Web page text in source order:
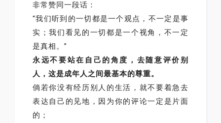
非常赞同一段话：
“我们听到的一切都是一个观点，不一定是事
实；我们看见的一切都是一个视角，不一定
是真相。”
永远不要站在自己的角度，去随意评价别
人，这是成年人之间最基本的尊重。
倘若你没有经历别人的生活，就不要着急去
表达自己的见地，因为你的评论一定是片面
的；